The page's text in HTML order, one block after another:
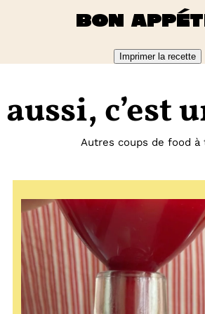
Bon
Imprimer la recette
aussi, c’est
Autres coups de food à